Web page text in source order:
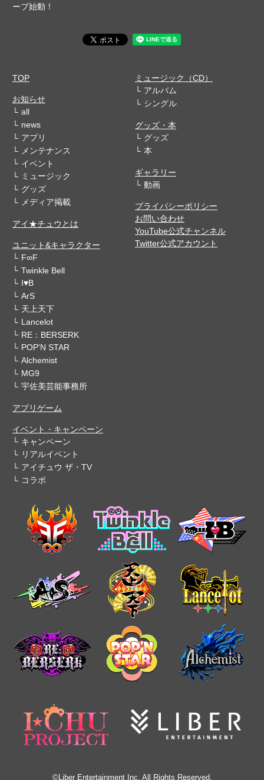
ープ始動！
TOP
お知らせ
all
news
アプリ
メンテナンス
イベント
ミュージック
グッズ
メディア掲載
アイ★チュウとは
ユニット&キャラクター
F∞F
Twinkle Bell
I♥B
ArS
天上天下
Lancelot
RE：BERSERK
POP'N STAR
Alchemist
MG9
宇佐美芸能事務所
アプリゲーム
イベント・キャンペーン
キャンペーン
リアルイベント
アイチュウ ザ・TV
コラボ
ミュージック（CD）
アルバム
シングル
グッズ・本
グッズ
本
ギャラリー
動画
プライバシーポリシー
お問い合わせ
YouTube公式チャンネル
Twitter公式アカウント
©Liber Entertainment Inc. All Rights Reserved.